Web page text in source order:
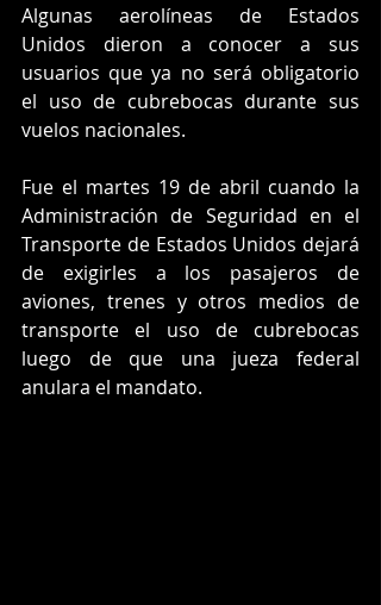
Algunas aerolíneas de Estados
Unidos dieron a conocer a sus
usuarios que ya no será obligatorio
el uso de cubrebocas durante sus
vuelos nacionales.
Fue el martes 19 de abril cuando la
Administración de Seguridad en el
Transporte de Estados Unidos dejará
de exigirles a los pasajeros de
aviones, trenes y otros medios de
transporte el uso de cubrebocas
luego de que una jueza federal
anulara el mandato.